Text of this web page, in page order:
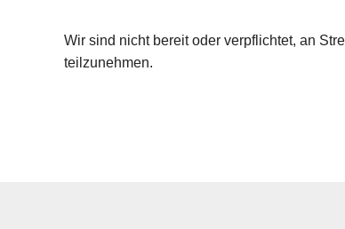
Wir sind nicht bereit oder verpflichtet, an
teilzunehmen.